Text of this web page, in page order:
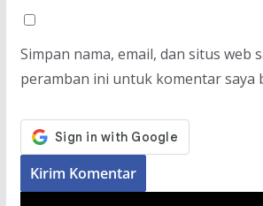
Simpan nama, email, dan situs web
peramban ini untuk komentar saya